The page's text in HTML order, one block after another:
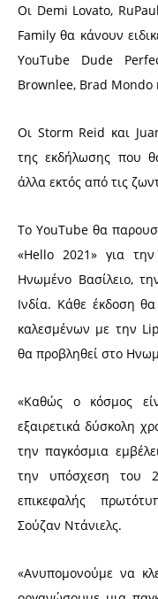
Οι Demi Lovato,
Family θα κάνουν
YouTube Dude
Brownlee, Brad Mondo
Οι Storm Reid και
της εκδήλωσης που
άλλα εκτός από τις
Το YouTube θα
«Hello 2021» για
Ηνωμένο Βασίλειο,
Ινδία. Κάθε έκδοση θα
καλεσμένων με την
θα προβληθεί στο
«Καθώς ο κόσμος
εξαιρετικά δύσκολη
την παγκόσμια
την υπόσχεση του
επικεφαλής
Σούζαν Ντάνιελς.
«Ανυπομονούμε να